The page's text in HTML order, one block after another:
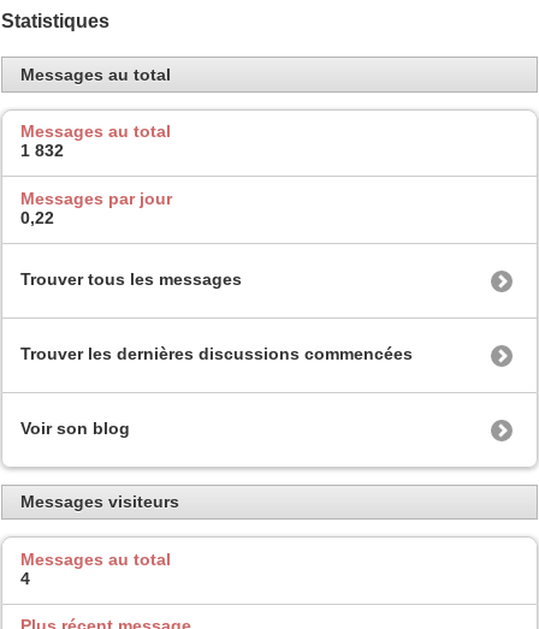
Statistiques
Messages au total
Messages au total
1 832
Messages par jour
0,22
Trouver tous les messages
Trouver les dernières discussions commencées
Voir son blog
Messages visiteurs
Messages au total
4